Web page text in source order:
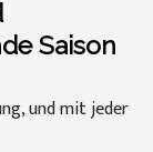
Saison
und mit jeder